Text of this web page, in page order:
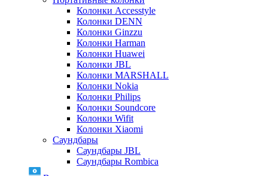
Колонки Accesstyle
Колонки DENN
Колонки Ginzzu
Колонки Harman
Колонки Huawei
Колонки JBL
Колонки MARSHALL
Колонки Nokia
Колонки Philips
Колонки Soundcore
Колонки Wifit
Колонки Xiaomi
Саундбары
Саундбары JBL
Саундбары Rombica